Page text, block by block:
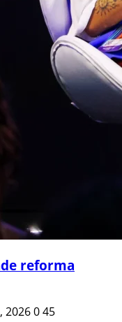
reforma
2026045